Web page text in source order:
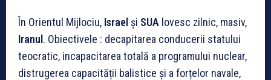
În Orientul Mijlociu, Israel și SUA lovesc zilnic, masiv,
Iranul . Obiectivele : decapitarea conducerii statului
teocratic, incapacitarea totală a programului nuclear,
distrugerea capacității balistice și a forțelor navale,